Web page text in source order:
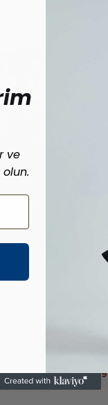
%10 / 2 ve
%20 indirim
719,99
TL
ve